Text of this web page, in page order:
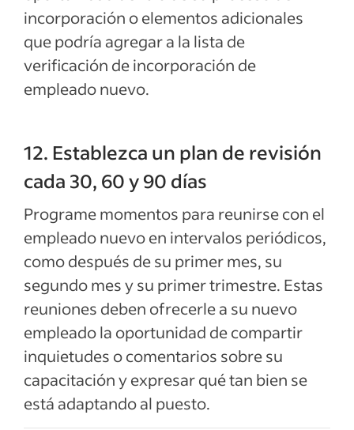
incorporación o elementos adicionales
que podría agregar a la lista de
verificación de incorporación de
empleado nuevo.
12. Establezca un plan de revisión
cada 30, 60 y 90 días
Programe momentos para reunirse con el
empleado nuevo en intervalos periódicos,
como después de su primer mes, su
segundo mes y su primer trimestre. Estas
reuniones deben ofrecerle a su nuevo
empleado la oportunidad de compartir
inquietudes o comentarios sobre su
capacitación y expresar qué tan bien se
está adaptando al puesto.